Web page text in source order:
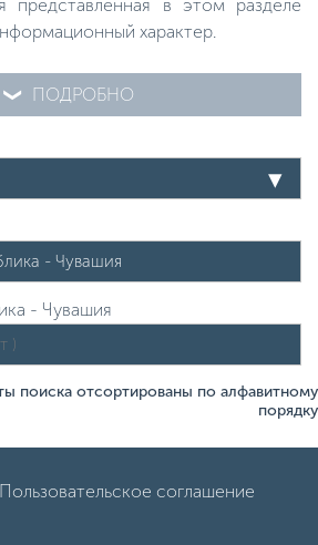
представленная в этом разделе
характер.
ПОДРОБНО
- Чувашия
поиска отсортированы по алфавитному
порядку
Пользовательское соглашение